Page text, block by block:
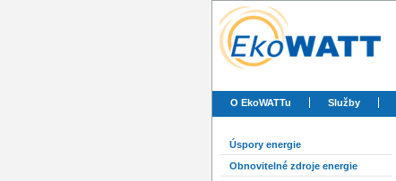
O EkoWATTu Služby
Úspory energie
Obnovitelné zdroje energie